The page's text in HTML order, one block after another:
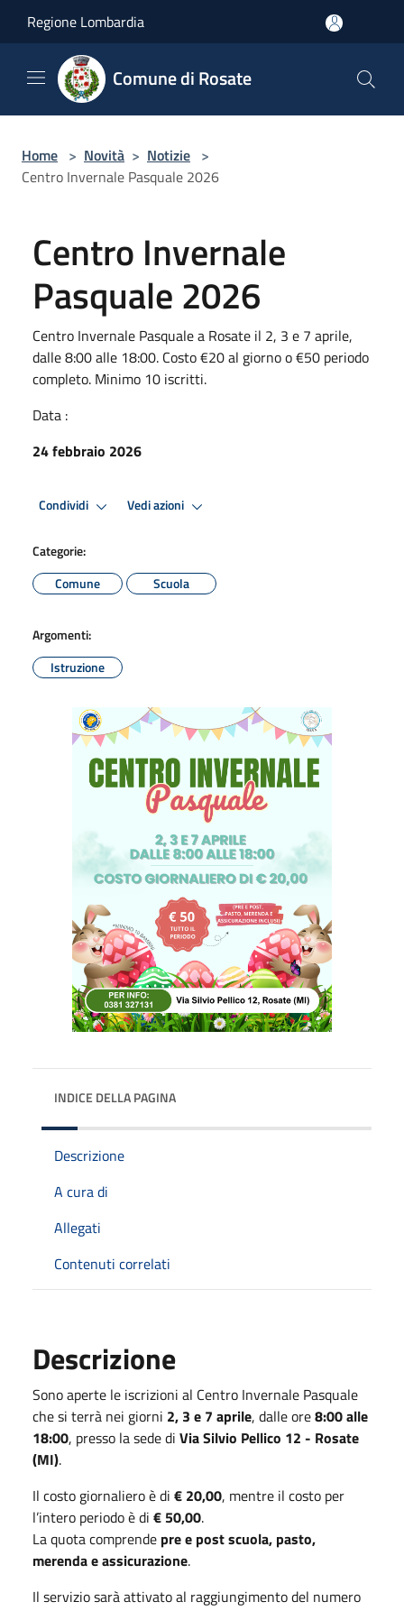
Regione Lombardia
Comune di Rosate
Home > Novità > Notizie >
Centro Invernale Pasquale 2026
Centro Invernale
Pasquale 2026
Centro Invernale Pasquale a Rosate il 2, 3 e 7 aprile,
dalle 8:00 alle 18:00. Costo €20 al giorno o €50 periodo
completo. Minimo 10 iscritti.
Data :
24 febbraio 2026
Condividi Vedi azioni
Categorie:
Comune
Scuola
Argomenti:
Istruzione
INDICE DELLA PAGINA
Descrizione
A cura di
Allegati
Contenuti correlati
Descrizione
Sono aperte le iscrizioni al Centro Invernale Pasquale
che si terrà nei giorni 2, 3 e 7 aprile, dalle ore8:00 alle
18:00, presso la sede di Via Silvio Pellico 12 - Rosate
(MI).
Il costo giornaliero è di € 20,00, mentre il costo per
l’intero periodo è di € 50,00.
La quota comprende pre e post scuola, pasto,
merenda e assicurazione.
Il servizio sarà attivato al raggiungimento del numero